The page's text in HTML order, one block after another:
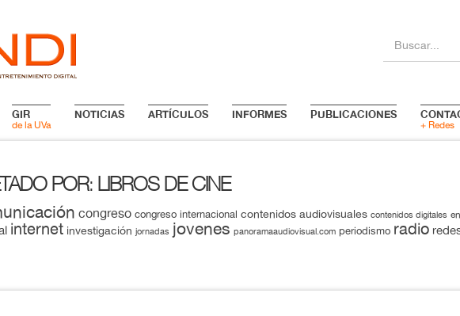
Buscar...
GIR
de la UVa
NOTICIAS ARTÍCULOS INFORMES PUBLICACIONES
+ Redes
POR: LIBROS DE CINE
congreso congreso internacional contenidos audiovisuales contenidos digitales
internet investigación jornadas jovenes panoramaaudiovisual.com periodismo radio